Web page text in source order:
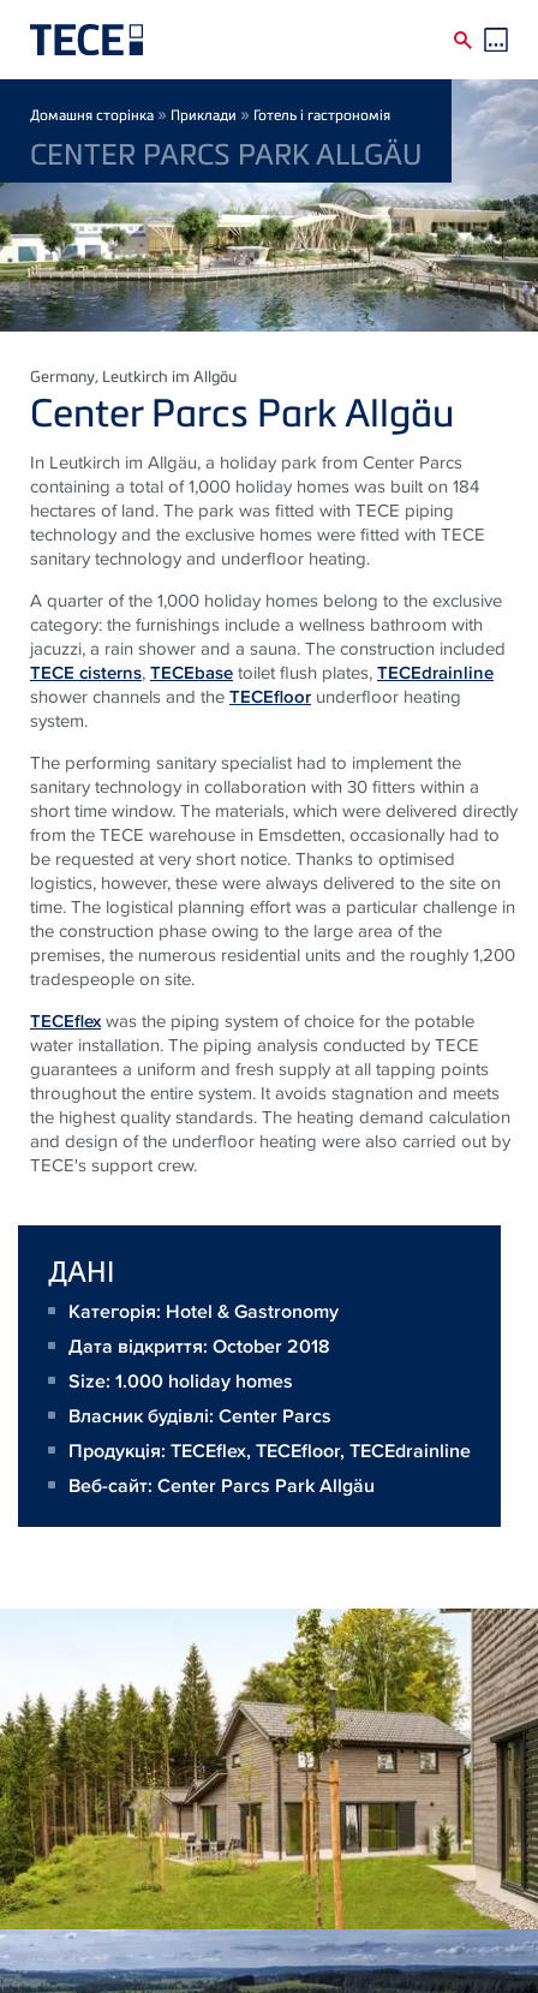
Breadcrumb
Домашня сторінка » Приклади » Готель і гастрономія
CENTER PARCS PARK ALLGÄU
Germany, Leutkirch im Allgäu
Center Parcs Park Allgäu
In Leutkirch im Allgäu, a holiday park from Center Parcs
containing a total of 1,000 holiday homes was built on 184
hectares of land. The park was fitted with TECE piping
technology and the exclusive homes were fitted with TECE
sanitary technology and underfloor heating.
A quarter of the 1,000 holiday homes belong to the exclusive
category: the furnishings include a wellness bathroom with
jacuzzi, a rain shower and a sauna. The construction included
TECE cisterns,TECEbasetoilet flush plates,TECEdrainline
shower channels and theTECEfloor underfloor heating
system.
The performing sanitary specialist had to implement the
sanitary technology in collaboration with 30 fitters within a
short time window. The materials, which were delivered directly
from the TECE warehouse in Emsdetten, occasionally had to
be requested at very short notice. Thanks to optimised
logistics, however, these were always delivered to the site on
time. The logistical planning effort was a particular challenge in
the construction phase owing to the large area of the
premises, the numerous residential units and the roughly 1,200
tradespeople on site.
TECEflexwas the piping system of choice for the potable
water installation. The piping analysis conducted by TECE
guarantees a uniform and fresh supply at all tapping points
throughout the entire system. It avoids stagnation and meets
the highest quality standards. The heating demand calculation
and design of the underfloor heating were also carried out by
TECE's support crew.
ДАНІ
Категорія: Hotel & Gastronomy
Дата відкриття: October 2018
Size: 1.000 holiday homes
Власник будівлі: Center Parcs
Продукція: TECEflex,TECEfloor,TECEdrainline
Веб-сайт: Center Parcs Park Allgäu